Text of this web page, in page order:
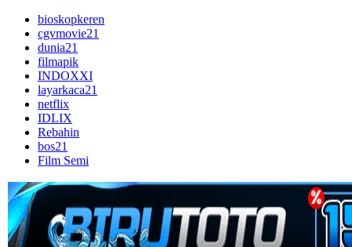
bioskopkeren
cgvmovie21
dunia21
filmapik
INDOXXI
layarkaca21
netflix
IDLIX
Rebahin
bos21
Film Semi